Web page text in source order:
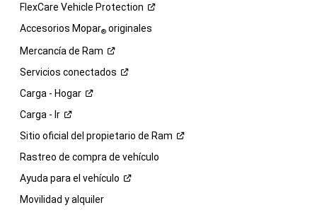
FlexCare Vehicle Protection
Accesorios Mopar®originales
Mercancía de Ram
Servicios conectados
Carga - Hogar
Carga - Ir
Sitio oficial del propietario de Ram
Rastreo de compra de vehículo
Ayuda para el vehículo
Movilidad y alquiler